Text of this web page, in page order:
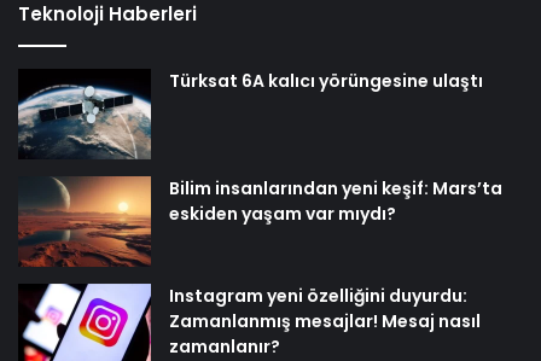
Teknoloji Haberleri
Türksat 6A kalıcı yörüngesine ulaştı
Bilim insanlarından yeni keşif: Mars’ta
eskiden yaşam var mıydı?
Instagram yeni özelliğini duyurdu:
Zamanlanmış mesajlar! Mesaj nasıl
zamanlanır?